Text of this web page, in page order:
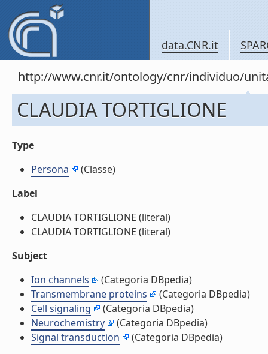
data.CNR.it
http://www.cnr.it/ontology/cnr/individuo/
CLAUDIA TORTIGLIONE
Type
Persona
(Classe)
Label
CLAUDIA TORTIGLIONE (literal)
CLAUDIA TORTIGLIONE (literal)
Subject
Ion channels
(Categoria DBpedia)
Transmembrane proteins
(Categoria DBpedia)
Cell signaling
(Categoria DBpedia)
Neurochemistry
(Categoria DBpedia)
Signal transduction
(Categoria DBpedia)